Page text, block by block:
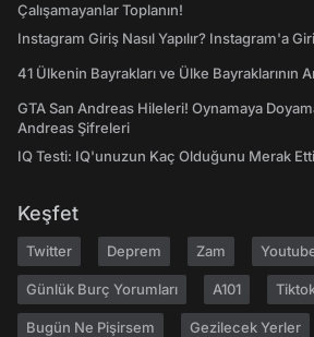
Çalışamayanlar Toplanın!
Instagram Giriş Nasıl Yapılır? Instagram'a
41 Ülkenin Bayrakları ve Ülke Bayraklarının
GTA San Andreas Hileleri! Oynamaya
Andreas Şifreleri
IQ Testi: IQ'unuzun Kaç Olduğunu Merak
Keşfet
Twitter Deprem Zam
Günlük Burç Yorumları A101
Bugün Ne Pişirsem Gezilecek Yerler